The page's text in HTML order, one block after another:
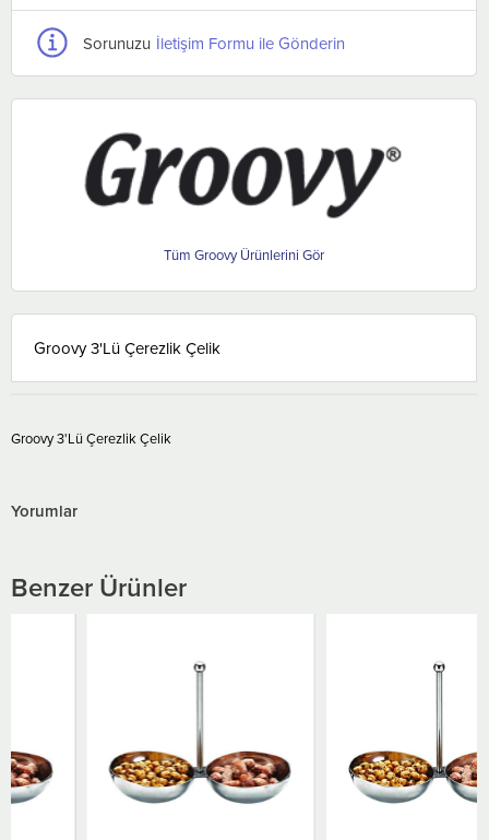
Sorunuzu İletişim Formu ile Gönderin
Groovy
Groovy 3'Lü Çerezlik Çelik
Groovy 3'Lü Çerezlik Çelik
Yorumlar
Benzer Ürünler